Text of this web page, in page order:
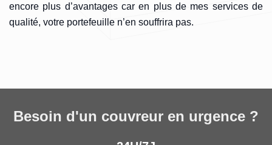
encore plus d’avantages car en plus de mes services de
qualité, votre portefeuille n’en souffrira pas.
Besoin d'un couvreur en urgence ?